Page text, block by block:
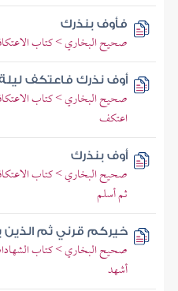
فأوف بنذرك
صحيح البخاري > كتاب
أوف نذرك فاعتكف
صحيح البخاري > كتاب
اعتكف
أوف بنذرك
صحيح البخاري > كتاب
ثم أسلم
خيركم قرني ثم الذين
صحيح البخاري > كتاب
أشهد